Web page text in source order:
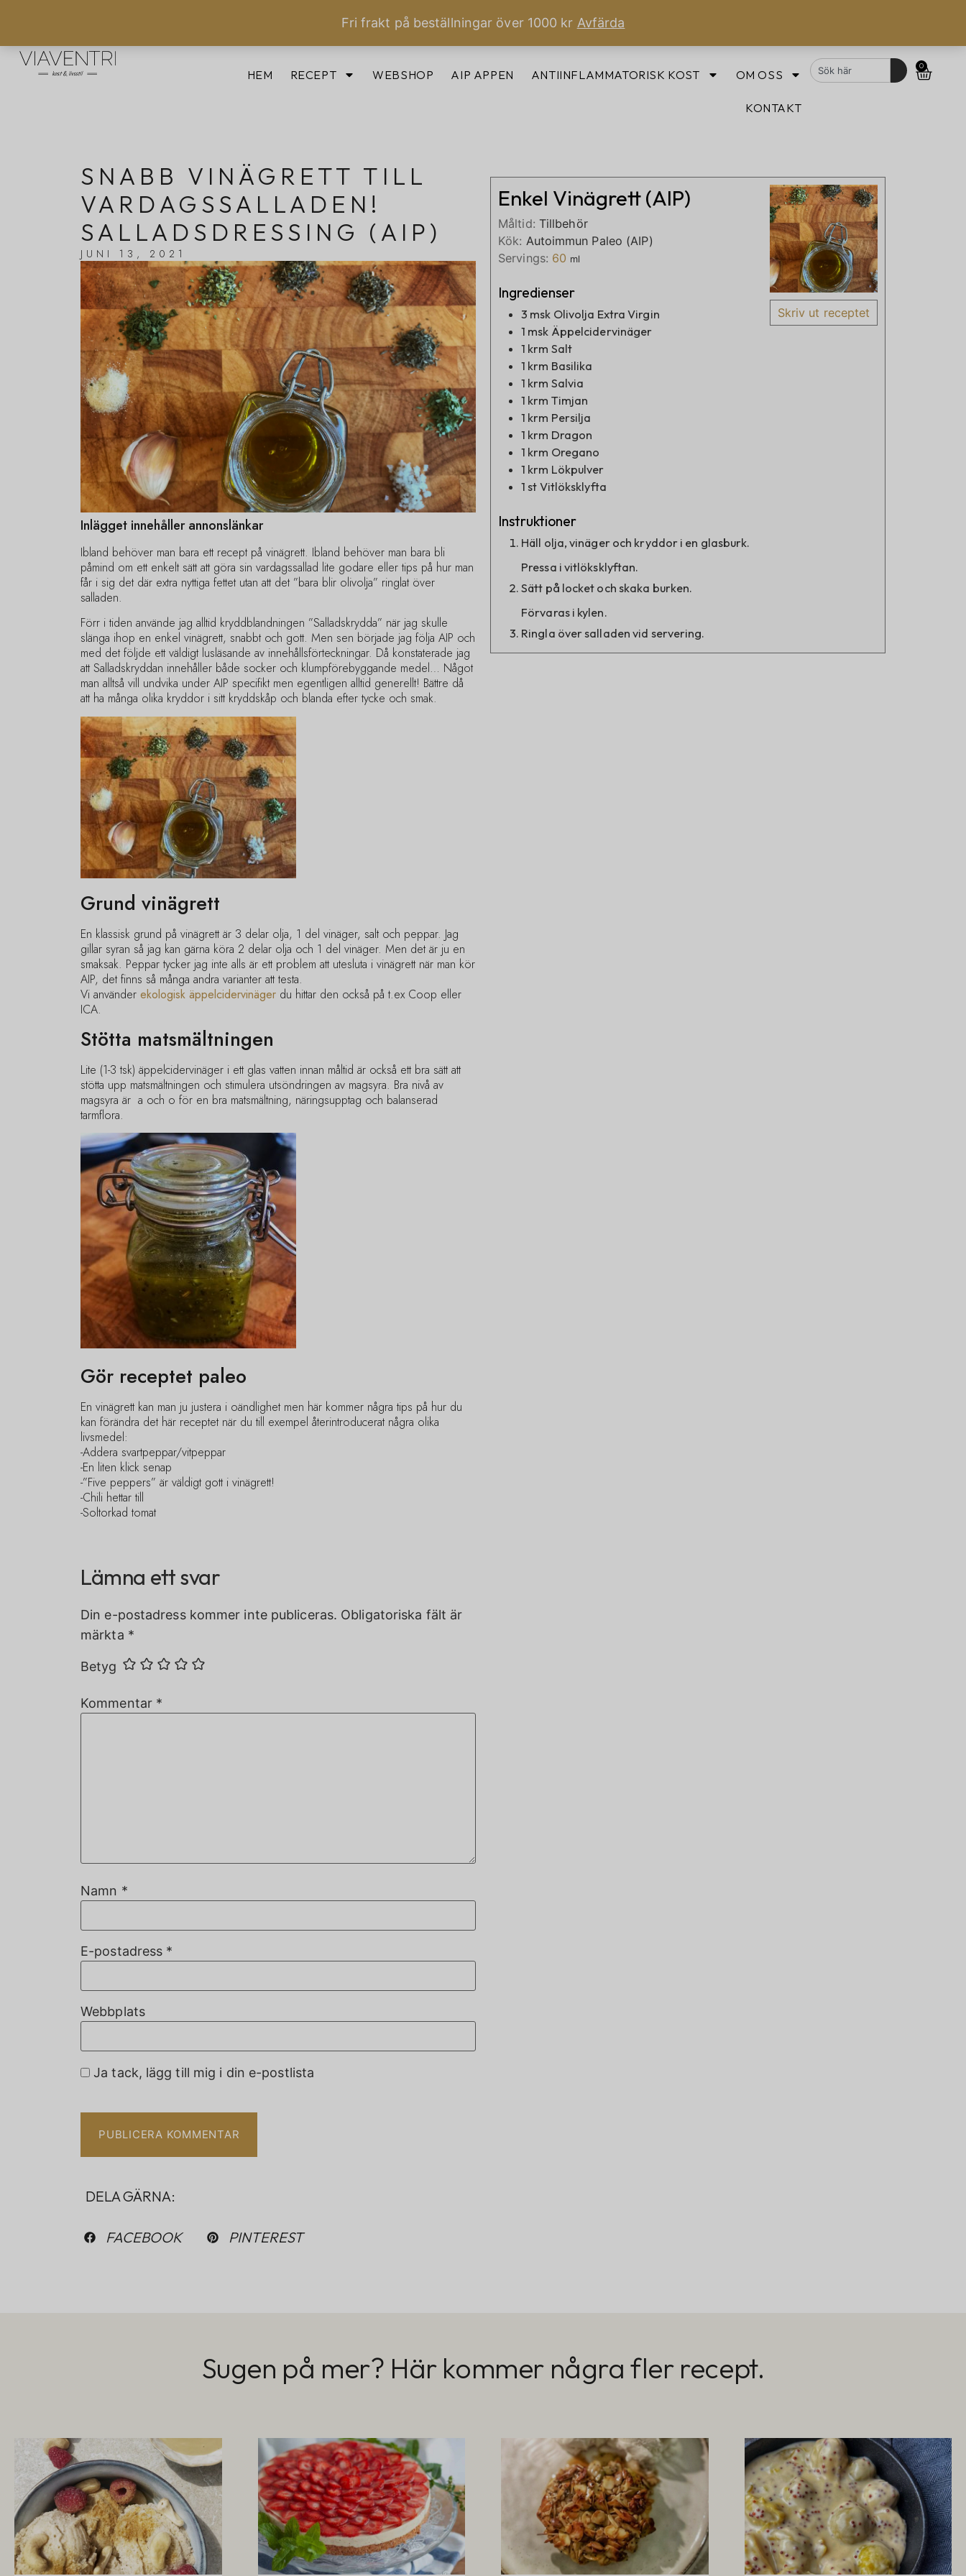
Fri frakt på beställningar över 1000 kr Avfärda
HEM RECEPT WEBSHOP AIP APPEN ANTIINFLAMMATORISK KOST OM OSS
KONTAKT
0
SNABB VINÄGRETT TILL
VARDAGSSALLADEN!
SALLADSDRESSING (AIP)
JUNI 13, 2021
Inlägget innehåller annonslänkar
Ibland behöver man bara ett recept på vinägrett. Ibland behöver man bara bli
påmind om ett enkelt sätt att göra sin vardagssallad lite godare eller tips på hur man
får i sig det där extra nyttiga fettet utan att det ”bara blir olivolja” ringlat över
salladen.
Förr i tiden använde jag alltid kryddblandningen ”Salladskrydda” när jag skulle
slänga ihop en enkel vinägrett, snabbt och gott. Men sen började jag följa AIP och
med det följde ett väldigt lusläsande av innehållsförteckningar. Då konstaterade jag
att Salladskryddan innehåller både socker och klumpförebyggande medel… Något
man alltså vill undvika under AIP specifikt men egentligen alltid generellt! Bättre då
att ha många olika kryddor i sitt kryddskåp och blanda efter tycke och smak.
Grund vinägrett
En klassisk grund på vinägrett är 3 delar olja, 1 del vinäger, salt och peppar. Jag
gillar syran så jag kan gärna köra 2 delar olja och 1 del vinäger. Men det är ju en
smaksak. Peppar tycker jag inte alls är ett problem att utesluta i vinägrett när man kör
AIP, det finns så många andra varianter att testa.
Vi använder ekologisk äppelcidervinäger du hittar den också på t.ex Coop eller
ICA.
Stötta matsmältningen
Lite (1-3 tsk) äppelcidervinäger i ett glas vatten innan måltid är också ett bra sätt att
stötta upp matsmältningen och stimulera utsöndringen av magsyra. Bra nivå av
magsyra är a och o för en bra matsmältning, näringsupptag och balanserad
tarmflora.
Gör receptet paleo
En vinägrett kan man ju justera i oändlighet men här kommer några tips på hur du
kan förändra det här receptet när du till exempel återintroducerat några olika
livsmedel:
-Addera svartpeppar/vitpeppar
-En liten klick senap
-”Five peppers” är väldigt gott i vinägrett!
-Chili hettar till
-Soltorkad tomat
Lämna ett svar
Din e-postadress kommer inte publiceras. Obligatoriska fält är
märkta *
Betyg
Kommentar *
Namn *
E-postadress *
Webbplats
Ja tack, lägg till mig i din e-postlista
Skriv ut receptet
Enkel Vinägrett (AIP)
Måltid: Tillbehör
Kök: Autoimmun Paleo (AIP)
Servings: 60 ml
Ingredienser
3 msk Olivolja Extra Virgin
1 msk Äppelcidervinäger
1 krm Salt
1 krm Basilika
1 krm Salvia
1 krm Timjan
1 krm Persilja
1 krm Dragon
1 krm Oregano
1 krm Lökpulver
1 st Vitlöksklyfta
Instruktioner
Häll olja, vinäger och kryddor i en glasburk.
Pressa i vitlöksklyftan.
Sätt på locket och skaka burken.
Förvaras i kylen.
Ringla över salladen vid servering.
DELA GÄRNA:
FACEBOOK PINTEREST
Sugen på mer? Här kommer några fler recept.